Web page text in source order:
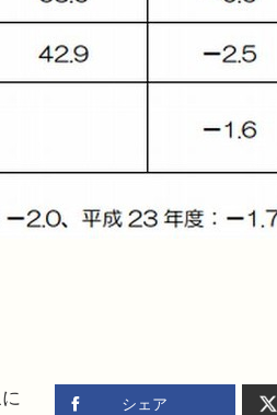
シェア